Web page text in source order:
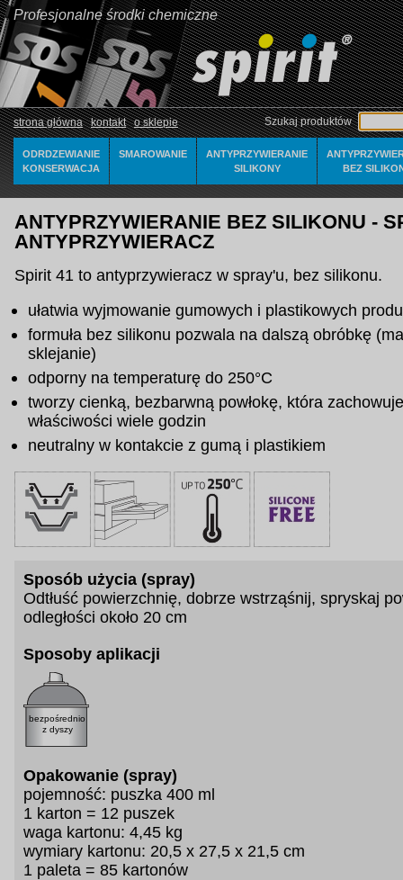
Profesjonalne środki chemiczne
strona główna kontakt o sklepie Szukaj produktów
ODRDZEWIANIE
KONSERWACJA
SMAROWANIE
ANTYPRZYWIERANIE
SILIKONY
BEZ
ANTYPRZYWIERANIE BEZ SILIKONU -
ANTYPRZYWIERACZ
Spirit 41 to antyprzywieracz w spray'u, bez silikonu.
ułatwia wyjmowanie gumowych i plastikowych
formuła bez silikonu pozwala na dalszą obróbkę
sklejanie)
odporny na temperaturę do 250°C
tworzy cienką, bezbarwną powłokę, która
właściwości wiele godzin
neutralny w kontakcie z gumą i plastikiem
Sposób użycia (spray)
Odtłuść powierzchnię, dobrze wstrząśnij, spryskaj
odległości około 20 cm
Sposoby aplikacji
bezpośrednio
z dyszy
Opakowanie (spray)
pojemność: puszka 400 ml
1 karton = 12 puszek
waga kartonu: 4,45 kg
wymiary kartonu: 20,5 x 27,5 x 21,5 cm
1 paleta = 85 kartonów